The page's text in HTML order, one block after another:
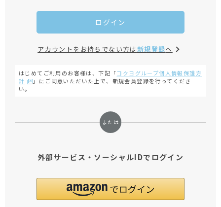
ログイン
アカウントをお持ちでない方は新規登録へ
はじめてご利用のお客様は、下記「コクヨグループ個人情報保護方
針
」にご同意いただいた上で、新規会員登録を行ってくださ
い。
外部サービス・ソーシャルIDでログイン